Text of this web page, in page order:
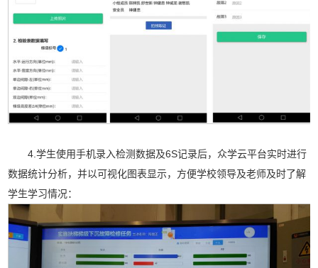
4.学生使用手机录入检测数据及6S记录后，众学云平台实时进行
数据统计分析，并以可视化图表显示，方便学校领导及老师及时了解
学生学习情况：